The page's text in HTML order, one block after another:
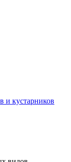
и кустарников